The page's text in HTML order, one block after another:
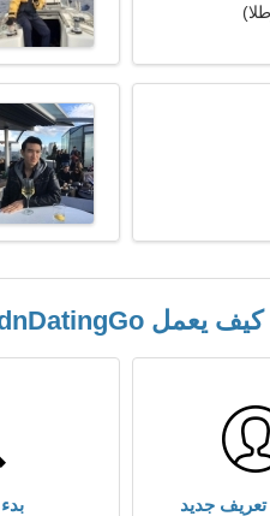
كيف يعمل IdnDatingGo
جديد